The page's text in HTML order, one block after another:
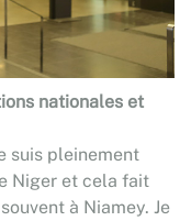
nationales et
suis pleinement
Niger et cela fait
à Niamey. Je